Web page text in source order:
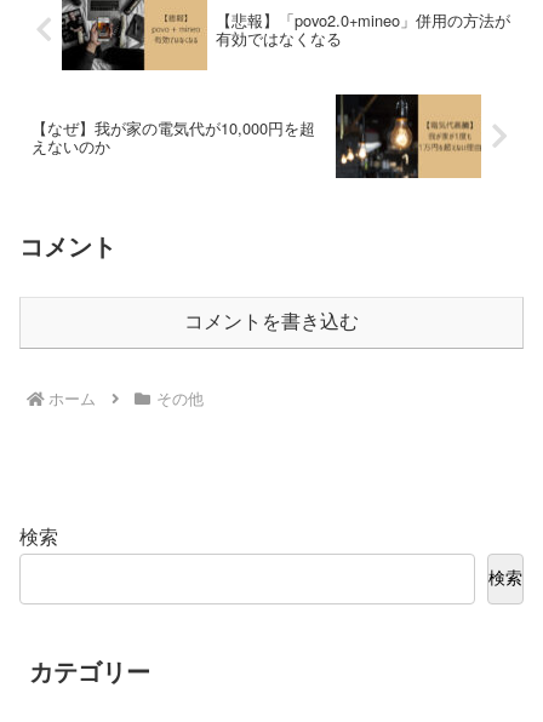
【悲報】「povo2.0+mineo」併用の方法が
有効ではなくなる
【なぜ】我が家の電気代が10,000円を超
えないのか
コメント
コメントを書き込む
ホーム その他
検索
検索
カテゴリー